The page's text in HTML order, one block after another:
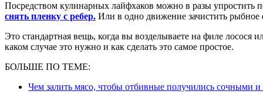
Посредством кулинарных лайфхаков можно в разы упростить
снять пленку с ребер. Или в одно движение зачистить
Это стандартная вещь, когда вы возделываете на филе лосося
каком случае это нужно и как сделать это самое простое.
БОЛЬШЕ ПО ТЕМЕ:
Чем залить мясо, чтобы отбивные получились сочными